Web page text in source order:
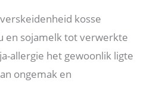
kosse
en sojamelk tot verwerkte
allergie het gewoonlik ligte
ongemak en